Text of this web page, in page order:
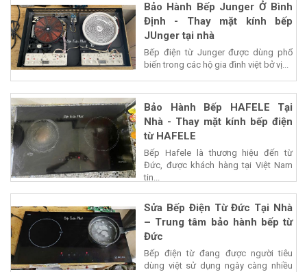
Bảo Hành Bếp Junger Ở Bình
Định - Thay mặt kính bếp
JUnger tại nhà
Bếp điện từ Junger được dùng phổ
biến trong các hộ gia đình việt bở vị...
Bảo Hành Bếp HAFELE Tại
Nhà - Thay mặt kính bếp điện
từ HAFELE
Bếp Hafele là thương hiệu đến từ
Đức, được khách hàng tại Việt Nam
tin...
Sửa Bếp Điện Từ Đức Tại Nhà
– Trung tâm bảo hành bếp từ
Đức
Bếp điện từ đang được người tiêu
dùng việt sử dụng ngày càng nhiều